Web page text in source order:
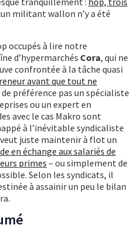
militant wallon n’y a été
occupés à lire notre
d’hypermarchés Cora, qui ne
confrontée à la tâche quasi
avant que tout ne
de préférence pas un spécialiste
ou un expert en
avec le cas Makro sont
à l’inévitable syndicaliste
juste maintenir à flot un
en échange aux salariés de
primes – ou simplement de
Selon les syndicats, il
à assainir un peu le bilan